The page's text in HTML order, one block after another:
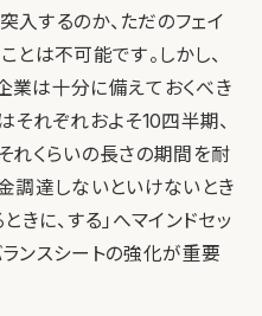
入するのか、ただのフェイ
とは不可能です。しかし、
業は十分に備えておくべき
それぞれおよそ10四半期、
れくらいの長さの期間を耐
調達しないといけないとき
きに、する」へマインドセッ
ンスシートの強化が重要